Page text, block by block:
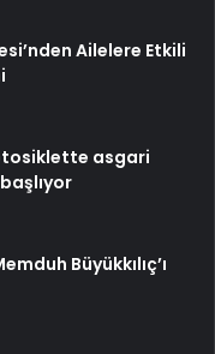
Ailelere Etkili
asgari
Büyükkılıç’ı